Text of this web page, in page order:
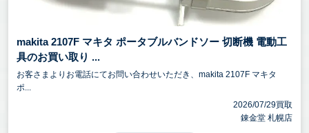
makita 2107F マキタ ポータブルバンドソー 切断機 電動工
具のお買い取り ...
お客さまよりお電話にてお問い合わせいただき、makita 2107F マキタ
ポ...
2026/07/29買取
錬金堂 札幌店